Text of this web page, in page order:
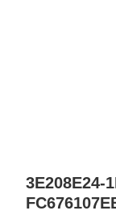
3E208E24-